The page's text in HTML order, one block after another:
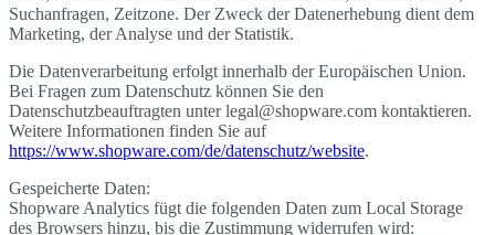
Suchanfragen, Zeitzone. Der Zweck der Datenerhebung dient dem
Marketing, der Analyse und der Statistik.
Die Datenverarbeitung erfolgt innerhalb der Europäischen Union.
Bei Fragen zum Datenschutz können Sie den
Datenschutzbeauftragten unter legal@shopware.com kontaktieren.
Weitere Informationen finden Sie auf
https://www.shopware.com/de/datenschutz/website.
Gespeicherte Daten:
Shopware Analytics fügt die folgenden Daten zum Local Storage
des Browsers hinzu, bis die Zustimmung widerrufen wird: